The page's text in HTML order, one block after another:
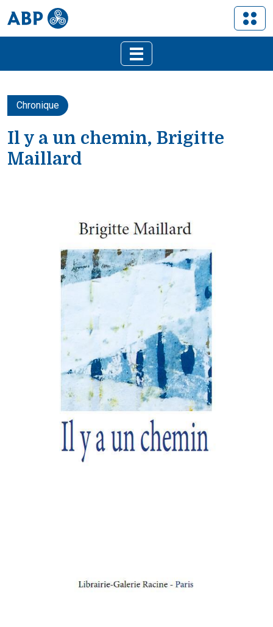
Chronique
Il y a un chemin, Brigitte
Maillard